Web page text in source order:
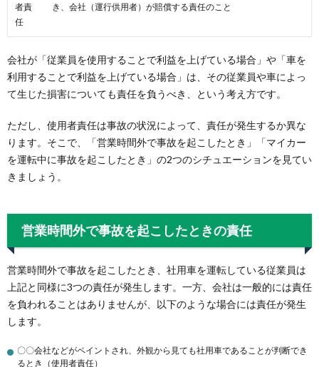
者責
任
き、会社（運行供用者）が賠償する責任のこと
会社が「従業員を使用することで利益を上げている場合」や「車を
利用することで利益を上げている場合」は、その従業員や車によっ
て生じた損害についても責任を負うべき、という考え方です。
ただし、使用者責任は事故の状況によって、責任が発生するか異な
ります。そこで、「営業時間外で事故を起こしたとき」「マイカー
を運転中に事故を起こしたとき」の2つのシチュエーションを見てい
きましょう。
営業時間外で事故を起こしたときの責任
営業時間外で事故を起こしたとき、社用車を運転している従業員は
上記と同様に3つの責任が発生します。一方、会社は一般的には責任
を負われることはありませんが、以下のような場合には責任が発生
します。
〇〇会社などがペイントされ、外観から見ても社用車であることが判断でき
るとき（使用者責任）